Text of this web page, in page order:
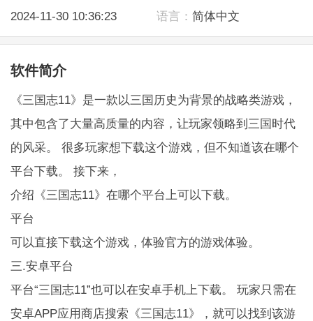
2024-11-30 10:36:23
语言： 简体中文
软件简介
《三国志11》是一款以三国历史为背景的战略类游戏，
其中包含了大量高质量的内容，让玩家领略到三国时代
的风采。 很多玩家想下载这个游戏，但不知道该在哪个
平台下载。 接下来，
介绍《三国志11》在哪个平台上可以下载。
平台
可以直接下载这个游戏，体验官方的游戏体验。
三.安卓平台
平台“三国志11”也可以在安卓手机上下载。 玩家只需在
安卓APP应用商店搜索《三国志11》，就可以找到该游